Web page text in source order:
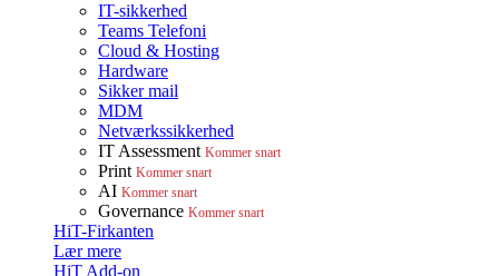
IT-sikkerhed
Teams Telefoni
Cloud & Hosting
Hardware
Sikker mail
MDM
Netværkssikkerhed
IT Assessment Kommer snart
Print Kommer snart
AI Kommer snart
Governance Kommer snart
HiT-Firkanten
Lær mere
HiT Add-on